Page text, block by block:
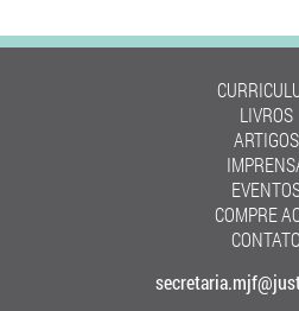
LIVROS
ARTIGOS
COMPRE
CONTATO